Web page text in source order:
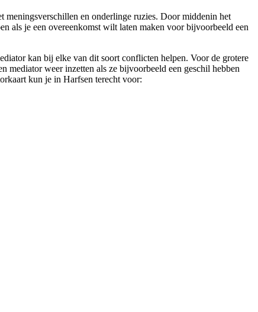
en onderlinge ruzies. Door middenin het
als je een overeenkomst wilt laten maken voor bijvoorbeeld een
kan bij elke van dit soort conflicten helpen. Voor de grotere
mediator weer inzetten als ze bijvoorbeeld een geschil hebben
kun je in Harfsen terecht voor: